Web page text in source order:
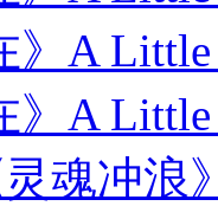
》A
》A
灵魂冲浪